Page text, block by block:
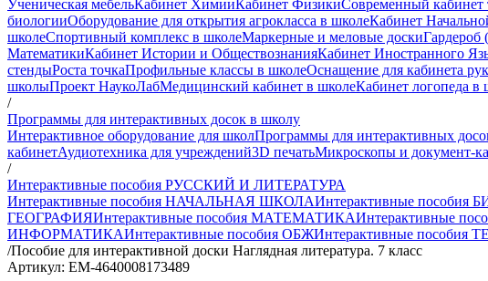
Ученическая мебельКабинет ХимииКабинет ФизикиСовременный кабинет
биологииОборудование для открытия агрокласса в школеКабинет
школеСпортивный комплекс в школеМаркерные и меловые доскиГардероб
МатематикиКабинет Истории и ОбществознанияКабинет Иностранного
стендыРоста точкаПрофильные классы в школеОснащение для кабинета
школыПроект НаукоЛабМедицинский кабинет в школеКабинет логопеда в
/
Программы для интерактивных досок в школу
Интерактивное оборудование для школПрограммы для интерактивных
кабинетАудиотехника для учреждений3D печатьМикроскопы и документ-
/
Интерактивные пособия РУССКИЙ И ЛИТЕРАТУРА
Интерактивные пособия НАЧАЛЬНАЯ ШКОЛАИнтерактивные пособия
ГЕОГРАФИЯИнтерактивные пособия МАТЕМАТИКАИнтерактивные
ИНФОРМАТИКАИнтерактивные пособия ОБЖИнтерактивные
/Пособие для интерактивной доски Наглядная литература. 7 класс
Артикул: EM-4640008173489